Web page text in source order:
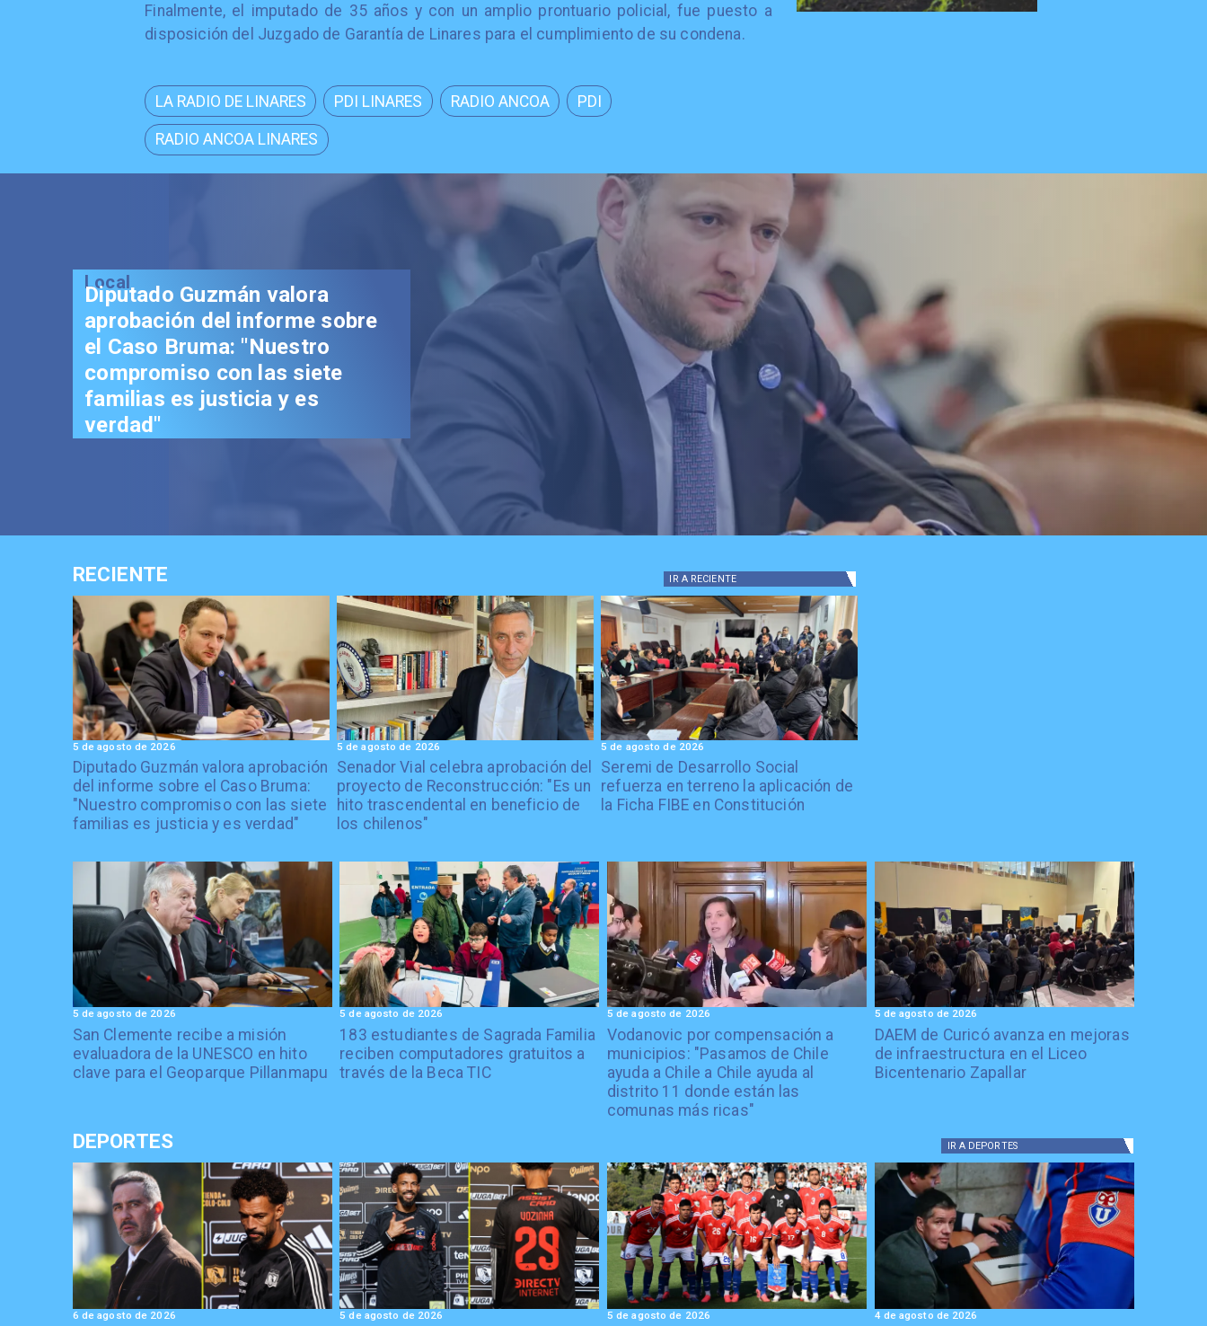
Finalmente, el imputado de 35 años y con un amplio prontuario policial, fue puesto a
disposición del Juzgado de Garantía de Linares para el cumplimiento de su condena.
LA RADIO DE LINARES PDI LINARES RADIO ANCOA PDI
RADIO ANCOA LINARES
Local
Diputado Guzmán valora
aprobación del informe sobre
el Caso Bruma: "Nuestro
compromiso con las siete
familias es justicia y es
verdad"
RECIENTE IR A RECIENTE
Diputado Guzmán valora aprobación
del informe sobre el Caso Bruma:
"Nuestro compromiso con las siete
familias es justicia y es verdad"
5 de agosto de 2026
Senador Vial celebra aprobación del
proyecto de Reconstrucción: "Es un
hito trascendental en beneficio de
los chilenos"
5 de agosto de 2026
Seremi de Desarrollo Social
refuerza en terreno la aplicación de
la Ficha FIBE en Constitución
5 de agosto de 2026
San Clemente recibe a misión
evaluadora de la UNESCO en hito
clave para el Geoparque Pillanmapu
5 de agosto de 2026
183 estudiantes de Sagrada Familia
reciben computadores gratuitos a
través de la Beca TIC
5 de agosto de 2026
Vodanovic por compensación a
municipios: "Pasamos de Chile
ayuda a Chile a Chile ayuda al
distrito 11 donde están las
comunas más ricas"
5 de agosto de 2026
DAEM de Curicó avanza en mejoras
de infraestructura en el Liceo
Bicentenario Zapallar
5 de agosto de 2026
DEPORTES IR A DEPORTES
6 de agosto de 2026 5 de agosto de 2026 5 de agosto de 2026 4 de agosto de 2026